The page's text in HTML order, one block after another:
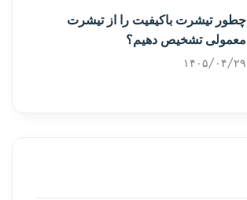
چطور تیشرت باکیفیت را از تیشرت
معمولی تشخیص دهیم؟
۱۴۰۵/۰۴/۲۹